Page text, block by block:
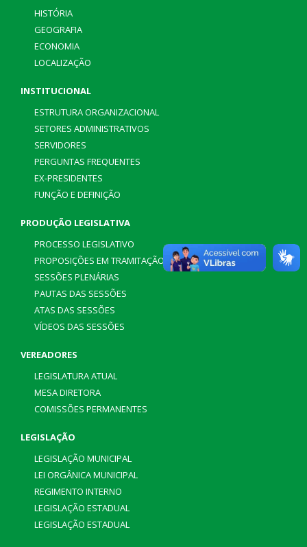
HISTÓRIA
GEOGRAFIA
ECONOMIA
LOCALIZAÇÃO
INSTITUCIONAL
ESTRUTURA ORGANIZACIONAL
SETORES ADMINISTRATIVOS
SERVIDORES
PERGUNTAS FREQUENTES
EX-PRESIDENTES
FUNÇÃO E DEFINIÇÃO
PRODUÇÃO LEGISLATIVA
PROCESSO LEGISLATIVO
PROPOSIÇÕES EM TRAMITAÇÃO
SESSÕES PLENÁRIAS
PAUTAS DAS SESSÕES
ATAS DAS SESSÕES
VÍDEOS DAS SESSÕES
VEREADORES
LEGISLATURA ATUAL
MESA DIRETORA
COMISSÕES PERMANENTES
LEGISLAÇÃO
LEGISLAÇÃO MUNICIPAL
LEI ORGÂNICA MUNICIPAL
REGIMENTO INTERNO
LEGISLAÇÃO ESTADUAL
LEGISLAÇÃO ESTADUAL